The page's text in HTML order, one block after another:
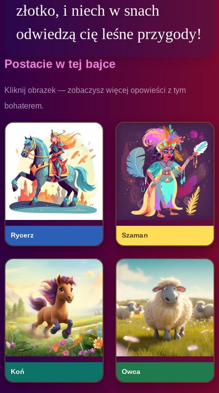
złotko, i niech w snach
odwiedzą cię leśne przygody!
Postacie w tej bajce
Kliknij obrazek — zobaczysz więcej opowieści z tym
bohaterem.
Rycerz Szaman
Koń Owca